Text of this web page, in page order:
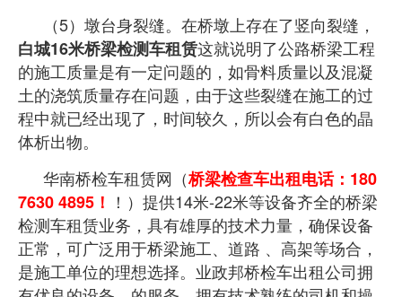
（5）墩台身裂缝。在桥墩上存在了竖向裂缝，
白城16米桥梁检测车租赁这就说明了公路桥梁工程
的施工质量是有一定问题的，如骨料质量以及混凝
土的浇筑质量存在问题，由于这些裂缝在施工的过
程中就已经出现了，时间较久，所以会有白色的晶
体析出物。
华南桥检车租赁网（桥梁检查车出租电话：180
7630 4895！ ！）提供14米-22米等设备齐全的桥梁
检测车租赁业务，具有雄厚的技术力量，确保设备
正常，可广泛用于桥梁施工、道路 、高架等场合，
是施工单位的理想选择。业政邦桥检车出租公司拥